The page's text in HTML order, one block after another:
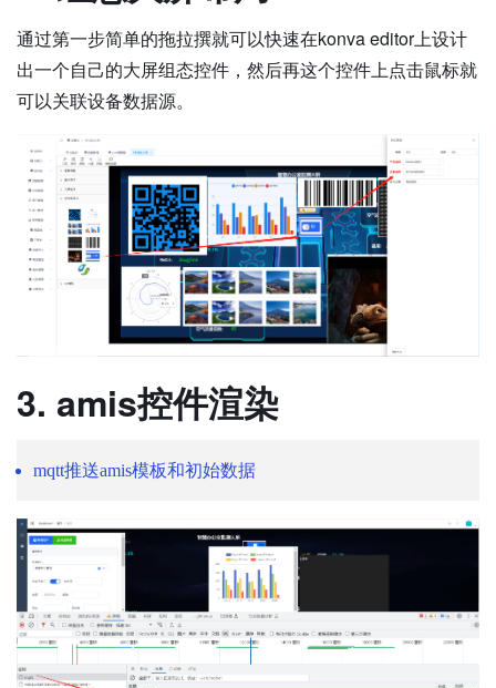
通过第一步简单的拖拉撰就可以快速在konva editor上设计
出一个自己的大屏组态控件，然后再这个控件上点击鼠标就
可以关联设备数据源。
3. amis控件渲染
mqtt推送amis模板和初始数据